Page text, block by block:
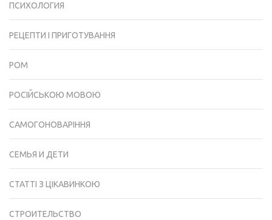
ПСИХОЛОГИЯ
РЕЦЕПТИ І ПРИГОТУВАННЯ
РОМ
РОСІЙСЬКОЮ МОВОЮ
САМОГОНОВАРІННЯ
СЕМЬЯ И ДЕТИ
СТАТТІ З ЦІКАВИНКОЮ
СТРОИТЕЛЬСТВО